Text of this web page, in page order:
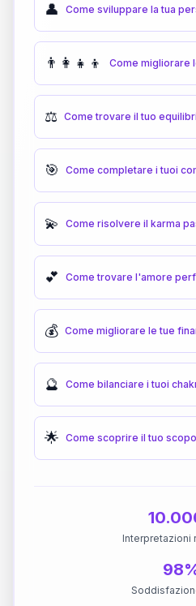
👤 Come sviluppare la tua
👨‍👩‍👧‍👦 Come migliorare
⚖️ Come trovare il tuo
🎯 Come completare i tuoi
💫 Come risolvere il karma
💕 Come trovare l'amore
💰 Come migliorare le tue
🔮 Come bilanciare i tuoi
🌟 Come scoprire il tuo scopo
Interpretazioni